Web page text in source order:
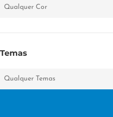
Qualquer Cor
Temas
Qualquer Temas